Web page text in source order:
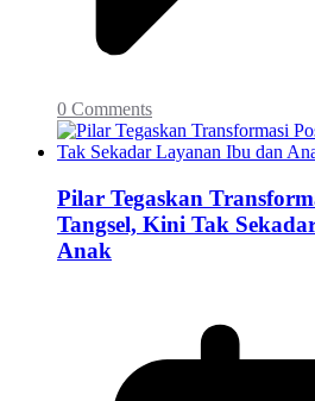
0 Comments
Pilar Tegaskan
Tangsel, Kini Tak
Anak